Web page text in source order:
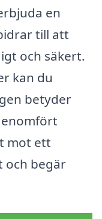
en
till att
och säkert.
kan du
betyder
mot ett
och begär